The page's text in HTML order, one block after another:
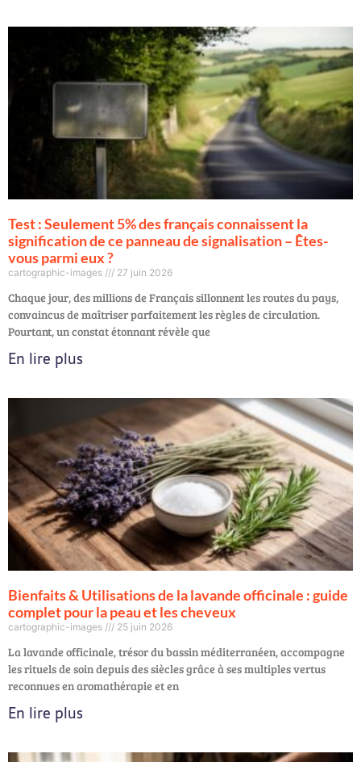
Test : Seulement 5% des français connaissent la
signification de ce panneau de signalisation – Êtes-
vous parmi eux ?
cartographic-images 27 juin 2026
Chaque jour, des millions de Français sillonnent les routes du pays,
convaincus de maîtriser parfaitement les règles de circulation.
Pourtant, un constat étonnant révèle que
En lire plus
Bienfaits & Utilisations de la lavande officinale : guide
complet pour la peau et les cheveux
cartographic-images 25 juin 2026
La lavande officinale, trésor du bassin méditerranéen, accompagne
les rituels de soin depuis des siècles grâce à ses multiples vertus
reconnues en aromathérapie et en
En lire plus